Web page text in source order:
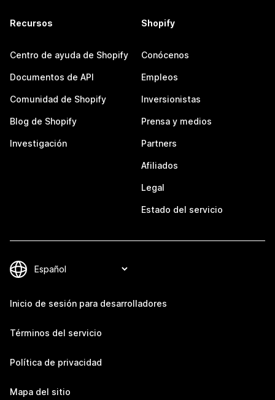
Recursos
Centro de ayuda de Shopify
Documentos de API
Comunidad de Shopify
Blog de Shopify
Investigación
Shopify
Conócenos
Empleos
Inversionistas
Prensa y medios
Partners
Afiliados
Legal
Estado del servicio
Inicio de sesión para desarrolladores
Términos del servicio
Política de privacidad
Mapa del sitio